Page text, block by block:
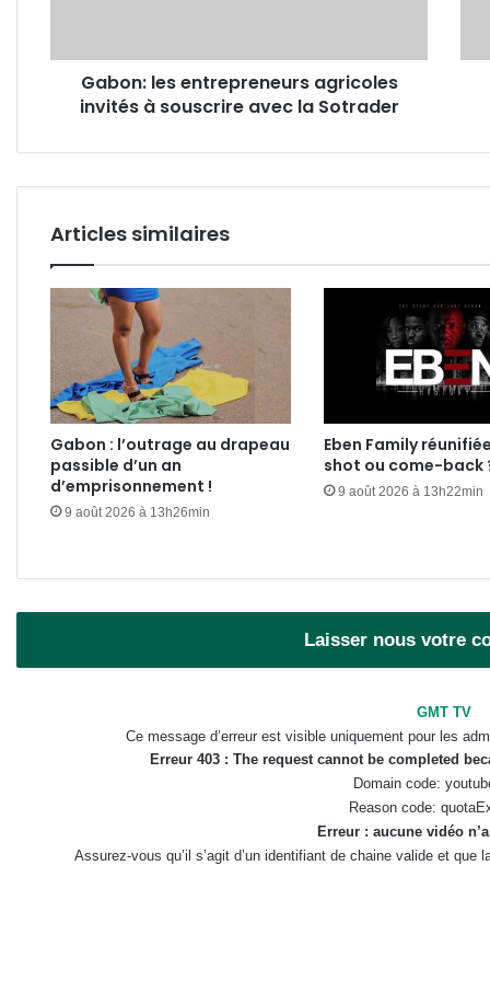
la
SotraderGabon: les entrepreneurs agricoles
invités à souscrire avec la Sotrader
La
Articles similaires
Gabon : l’outrage au drapeau
passible d’un an
d’emprisonnement !
9 août 2026 à 13h26min
Eben Family
shot ou come-back
9 août 2026 à 13h22min
Laisser nous votre
GMT TV
Ce message d’erreur est visible uniquement pour les
Erreur 403 : The request cannot be completed
Domain code:
Reason code:
Erreur : aucune vidéo
Assurez-vous qu’il s’agit d’un identifiant de chaine valide et